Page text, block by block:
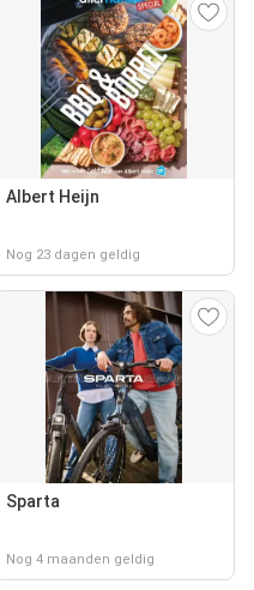
Albert Heijn
Nog 23 dagen geldig
Sparta
Nog 4 maanden geldig